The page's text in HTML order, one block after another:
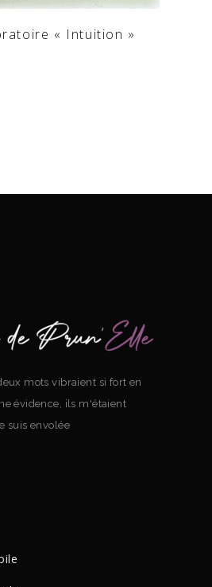
AU PANIER
« Intuition »
mots vibraient si fort en
évidence, ils m'étaient
suis envolée